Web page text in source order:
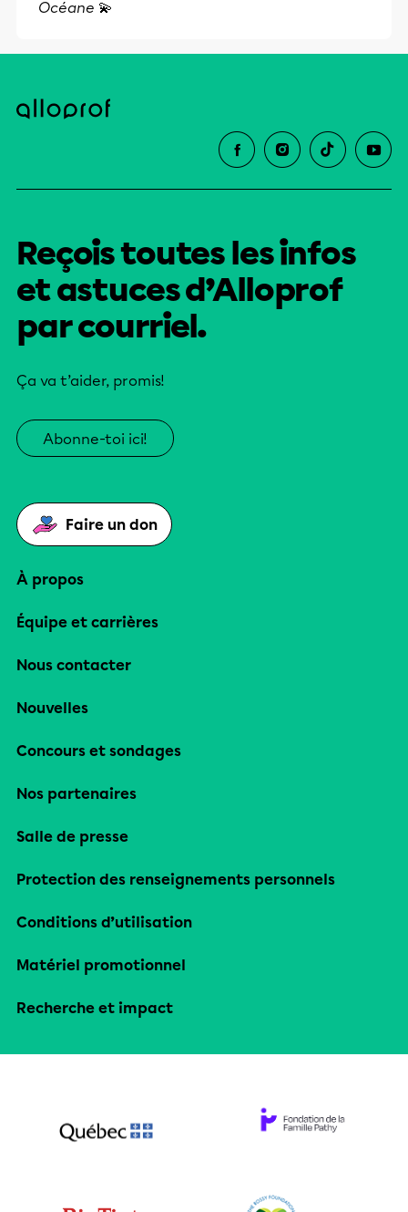
Océane 💫
Reçois toutes les infos
et astuces d’Alloprof
par courriel.
Ça va t’aider, promis!
Abonne-toi ici!
Faire un don
À propos
Équipe et carrières
Nous contacter
Nouvelles
Concours et sondages
Nos partenaires
Salle de presse
Protection des renseignements personnels
Conditions d’utilisation
Matériel promotionnel
Recherche et impact